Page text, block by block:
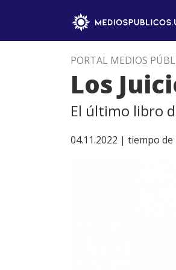
PORTAL MEDIOS
Los
El último libro
04.11.2022 | tiempo de